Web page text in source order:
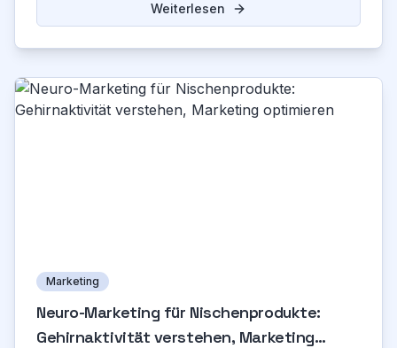
Weiterlesen
Marketing
Neuro-Marketing für Nischenprodukte:
Gehirnaktivität verstehen, Marketing